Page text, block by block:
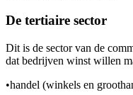
De tertiaire sector
Dit is de sector van de
dat bedrijven winst willen
•handel (winkels en